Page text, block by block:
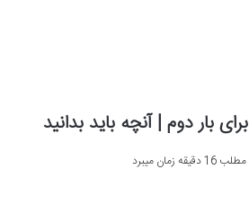
بار دوم | آنچه باید بدانید
زمان میبرد